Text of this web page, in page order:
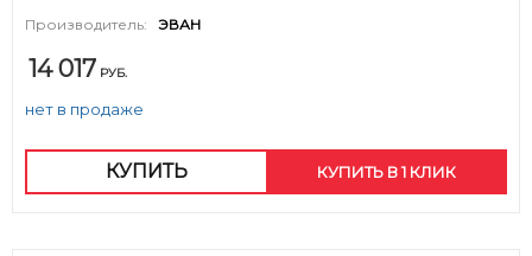
Производитель: ЭВАН
14 017 РУБ.
нет в продаже
КУПИТЬ КУПИТЬ В 1 КЛИК